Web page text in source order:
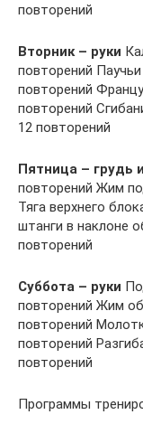
повторений
Вторник – руки
повторений
повторений
повторений
12 повторений
Пятница – грудь
повторений Жим
Тяга верхнего
штанги в наклоне
повторений
Суббота – руки
повторений Жим
повторений
повторений
повторений
Программы